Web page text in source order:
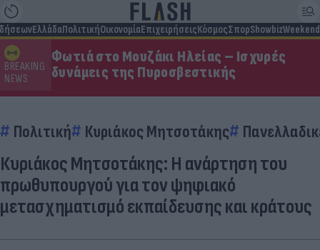
ΕλλάδαΠολιτικήΟικονομίαΕπιχειρήσειςΚόσμοςΣπορShowbizWeekend
BREAKING
NEWS
Φωτιά στο Μουζάκι Ηλείας – Ισχυρές
δυνάμεις της Πυροσβεστικής
Πολιτική Κυριάκος Μητσοτάκης
Κυριάκος Μητσοτάκης: Η ανάρτηση του
πρωθυπουργού για τον ψηφιακό
μετασχηματισμό εκπαίδευσης και κράτους